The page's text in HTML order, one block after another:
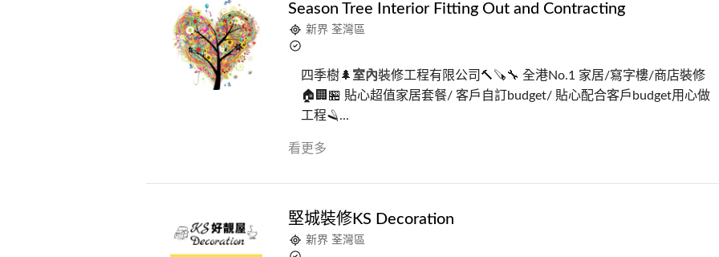
Season Tree Interior Fitting Out and Contracting
新界 荃灣區
四季樹🌲 室內裝修工程有限公司🔨🪚🔧 全港No.1 家居/寫字樓/商店裝修
🏠🏢🏪 貼心超值家居套餐/ 客戶自訂budget/ 貼心配合客戶budget用心做
工程🪒...
看更多
堅城裝修KS Decoration
新界 荃灣區